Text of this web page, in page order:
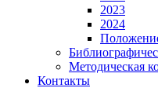
2023
2024
Методическая
Контакты